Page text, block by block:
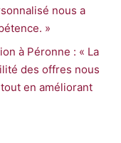
nous a
»
à Péronne : « La
des offres nous
en améliorant